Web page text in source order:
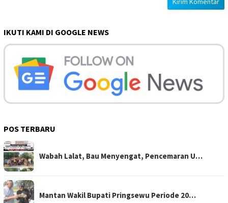
IKUTI KAMI DI GOOGLE NEWS
POS TERBARU
Wabah Lalat, Bau Menyengat, Pencemaran U…
Mantan Wakil Bupati Pringsewu Periode 20…